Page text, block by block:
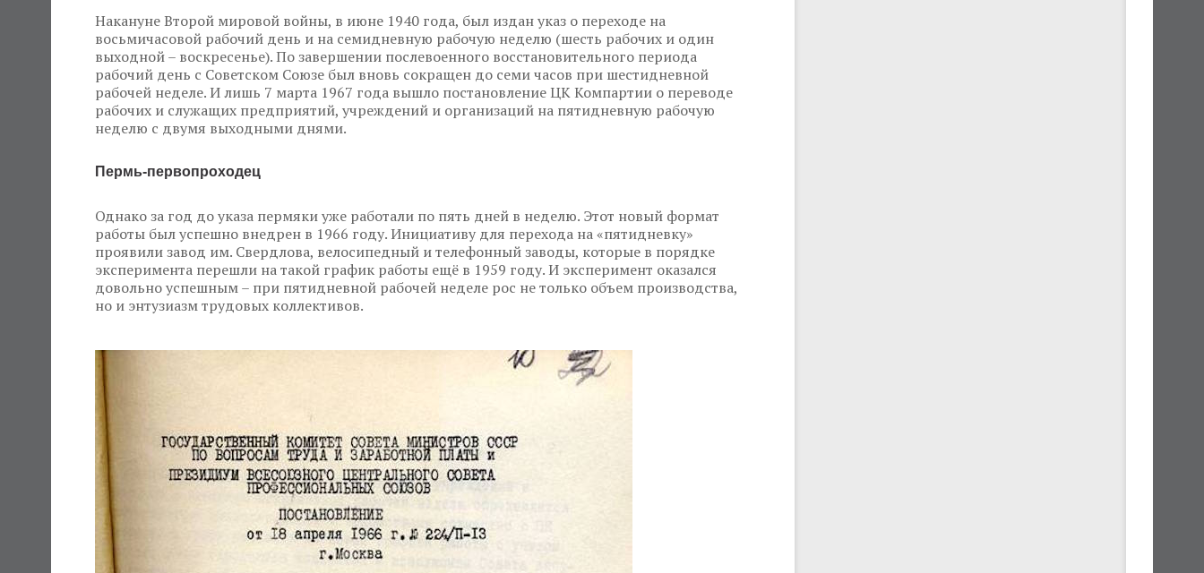
Накануне Второй мировой войны, в июне 1940 года, был издан указ о переходе на
восьмичасовой рабочий день и на семидневную рабочую неделю (шесть рабочих и один
выходной – воскресенье). По завершении послевоенного восстановительного периода
рабочий день с Советском Союзе был вновь сокращен до семи часов при шестидневной
рабочей неделе. И лишь 7 марта 1967 года вышло постановление ЦК Компартии о переводе
рабочих и служащих предприятий, учреждений и организаций на пятидневную рабочую
неделю с двумя выходными днями.
Пермь-первопроходец
Однако за год до указа пермяки уже работали по пять дней в неделю. Этот новый формат
работы был успешно внедрен в 1966 году. Инициативу для перехода на «пятидневку»
проявили завод им. Свердлова, велосипедный и телефонный заводы, которые в порядке
эксперимента перешли на такой график работы ещё в 1959 году. И эксперимент оказался
довольно успешным – при пятидневной рабочей неделе рос не только объем производства,
но и энтузиазм трудовых коллективов.